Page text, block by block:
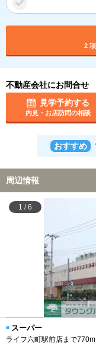
2
不動産会社にお問合せ
見学予約する
内見・お店訪問の相談
おすすめ
周辺情報
1 /6
スーパー
ライフ六町駅前店まで